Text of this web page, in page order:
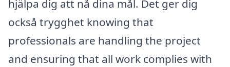
hjälpa dig att nå dina mål. Det ger dig
också trygghet knowing that
professionals are handling the project
and ensuring that all work complies with